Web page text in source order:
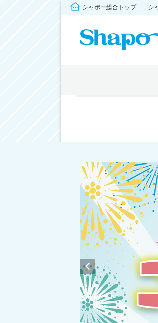
シャポー総合トップ シ